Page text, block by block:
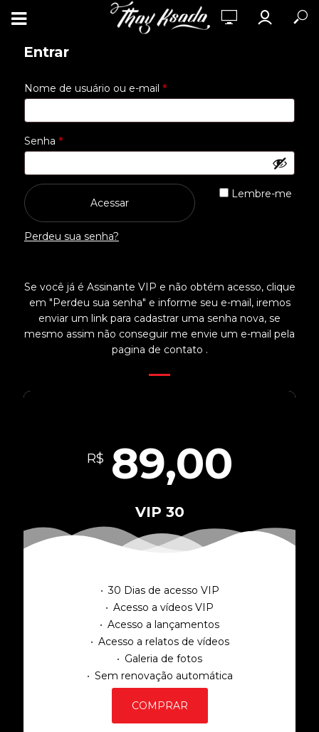
Entrar
Nome de usuário ou e-mail *Obrigatório
Senha *Obrigatório
Lembre-me
Acessar
Perdeu sua senha?
Se você já é Assinante VIP e não obtém acesso, clique
em "Perdeu sua senha" e informe seu e-mail, iremos
enviar um link para cadastrar uma senha nova, se
mesmo assim não conseguir me envie um e-mail pela
pagina de contato .
R$ 89,00
VIP 30
30 Dias de acesso VIP
Acesso a vídeos VIP
Acesso a lançamentos
Acesso a relatos de vídeos
Galeria de fotos
Sem renovação automática
COMPRAR